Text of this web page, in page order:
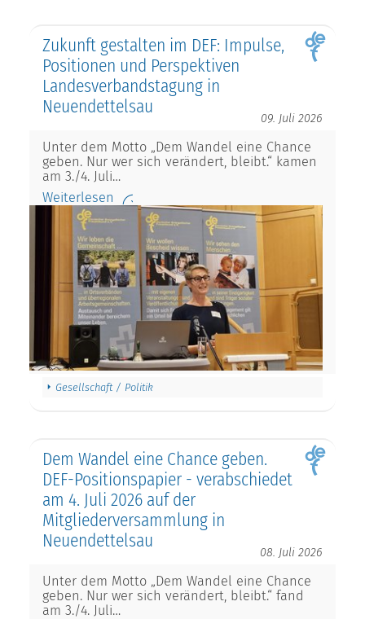
Zukunft gestalten im DEF: Impulse,
Positionen und Perspektiven
Landesverbandstagung in
Neuendettelsau
09. Juli 2026
Unter dem Motto „Dem Wandel eine Chance
geben. Nur wer sich verändert, bleibt.“ kamen
am 3./4. Juli…
Weiterlesen
Gesellschaft / Politik
Dem Wandel eine Chance geben.
DEF-Positionspapier - verabschiedet
am 4. Juli 2026 auf der
Mitgliederversammlung in
Neuendettelsau
08. Juli 2026
Unter dem Motto „Dem Wandel eine Chance
geben. Nur wer sich verändert, bleibt.“ fand
am 3./4. Juli…